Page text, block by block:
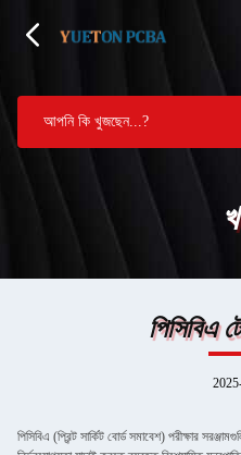
পিসিবিএ
পিসিবিএ (প্রিন্ট সার্কিট বোর্ড সমাবেশ) পরীক্ষার